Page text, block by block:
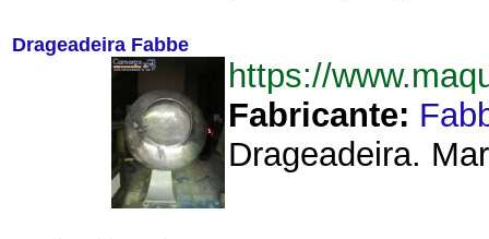
Drageadeira Fabbe
https://
Fabricante:
Drageadeira.